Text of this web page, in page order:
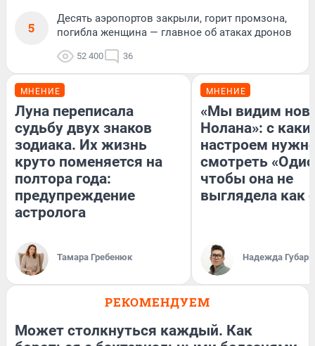
5
Десять аэропортов закрыли, горит промзона,
погибла женщина — главное об атаках дронов
52 400 36
МНЕНИЕ
Луна переписала
судьбу двух знаков
зодиака. Их жизнь
круто поменяется на
полтора года:
предупреждение
астролога
Тамара Гребенюк
МНЕНИЕ
«Мы видим
Нолана»: с
настроем
смотреть
чтобы она не
выглядела как
Надежда Губарь
РЕКОМЕНДУЕМ
Может столкнуться каждый. Как